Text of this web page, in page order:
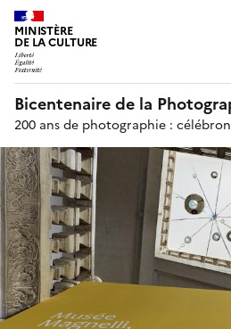
MINISTÈRE
DE LA CULTURE
Bicentenaire de la
200 ans de photographie :